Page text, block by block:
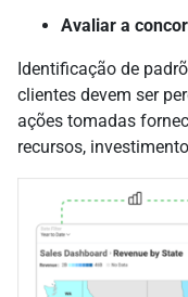
Avaliar a
Identificação de
clientes devem ser
ações tomadas
recursos,